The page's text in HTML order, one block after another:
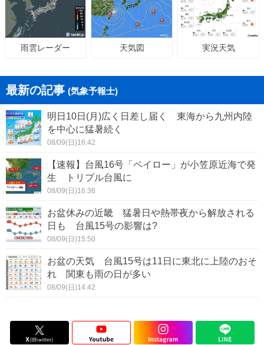
雨雲レーダー 天気図 実況天気
最新の記事 (気象予報士)
明日10日(月)広く日差し届く 東海から九州内陸
を中心に猛暑続く
08/09(日)16:42
【速報】台風16号「ペイロー」が小笠原近海で発
生 トリプル台風に
08/09(日)16:36
お盆休みの近畿 猛暑日や熱帯夜から解放される
日も 台風15号の影響は?
08/09(日)15:50
お盆の天気 台風15号は11日に東北に上陸のおそ
れ 関東も雨の日が多い
08/09(日)14:42